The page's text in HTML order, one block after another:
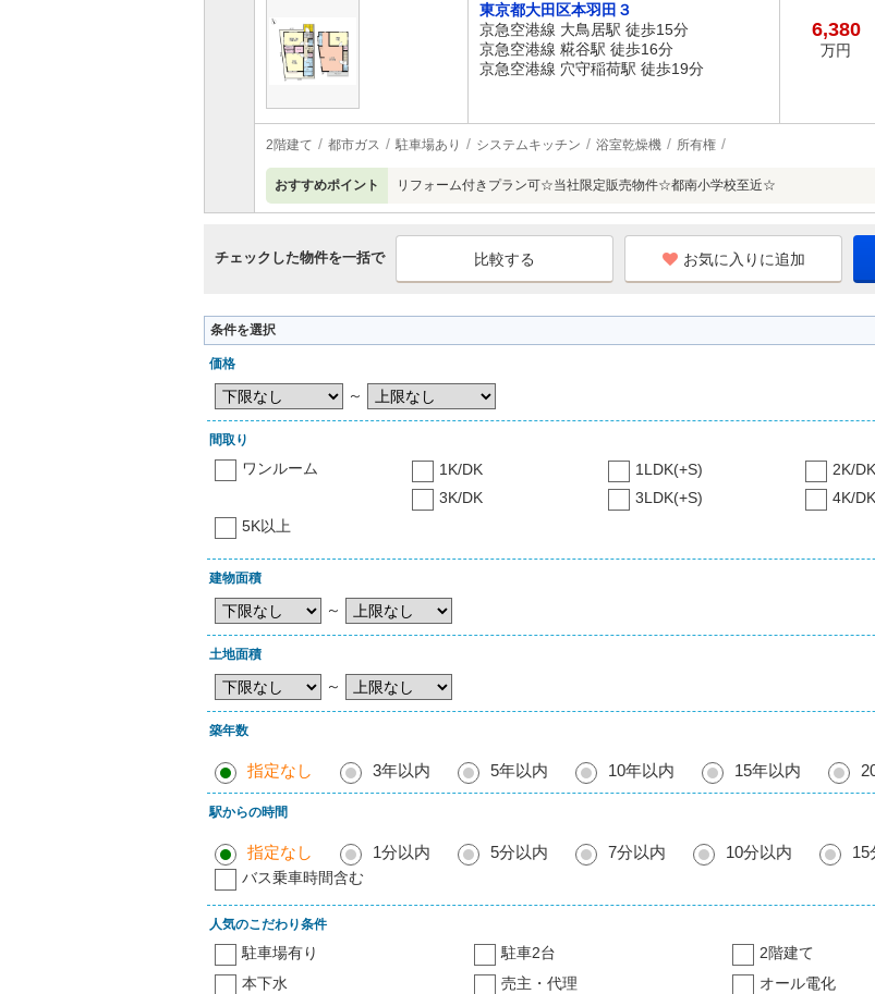
東京都大田区本羽田３
京急空港線 大鳥居駅 徒歩15分
京急空港線 糀谷駅 徒歩16分
京急空港線 穴守稲荷駅 徒歩19分
6,380
万円
2階建て 都市ガス 駐車場あり システムキッチン 浴室乾燥機 所有権
おすすめポイント リフォーム付きプラン可☆当社限定販売物件☆都南小学校至近☆
チェックした物件を一括で お気に入りに追加
条件を選択
価格
～
間取り
ワンルーム 1K/DK 1LDK(+S) 2K/DK
3K/DK
3LDK(+S) 4K/DK
5K以上
建物面積
～
土地面積
～
築年数
指定なし 3年以内 5年以内 10年以内 15年以内
駅からの時間
指定なし 1分以内 5分以内 7分以内 10分以内 15
バス乗車時間含む
人気のこだわり条件
駐車場有り 駐車2台 2階建て
本下水
売主・代理 オール電化